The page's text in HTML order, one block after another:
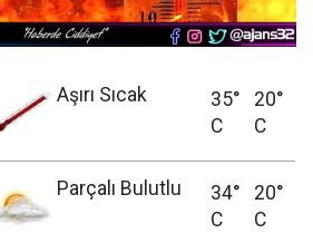
Aşırı Sıcak
35°
C
20°
C
Parçalı Bulutlu
34°
C
20°
C